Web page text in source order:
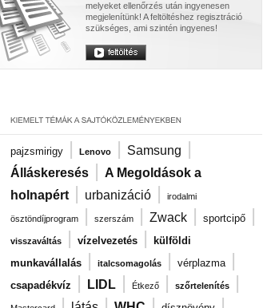
melyeket ellenőrzés után ingyenesen
megjelenítünk! A feltöltéshez regisztráció
szükséges, ami szintén ingyenes!
pajzsmirigy | Lenovo | Samsung |
Álláskeresés | A Megoldások a
holnapért | urbanizáció | irodalmi
ösztöndíjprogram | szerszám | Zwack | sportcipő |
visszaváltás | vízelvezetés |
külföldi
munkavállalás | italcsomagolás | vérplazma |
csapadékvíz | LIDL | Étkező | szőrtelenítés |